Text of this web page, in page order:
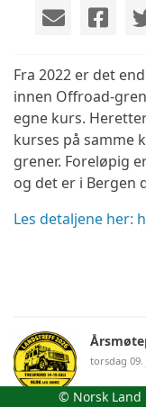
Fra 2022 er det
innen Offroad-
egne kurs.
kurses på samme
grener. Foreløpig
og det er i Bergen
Les detaljene her:
torsdag 09.
© Norsk Land